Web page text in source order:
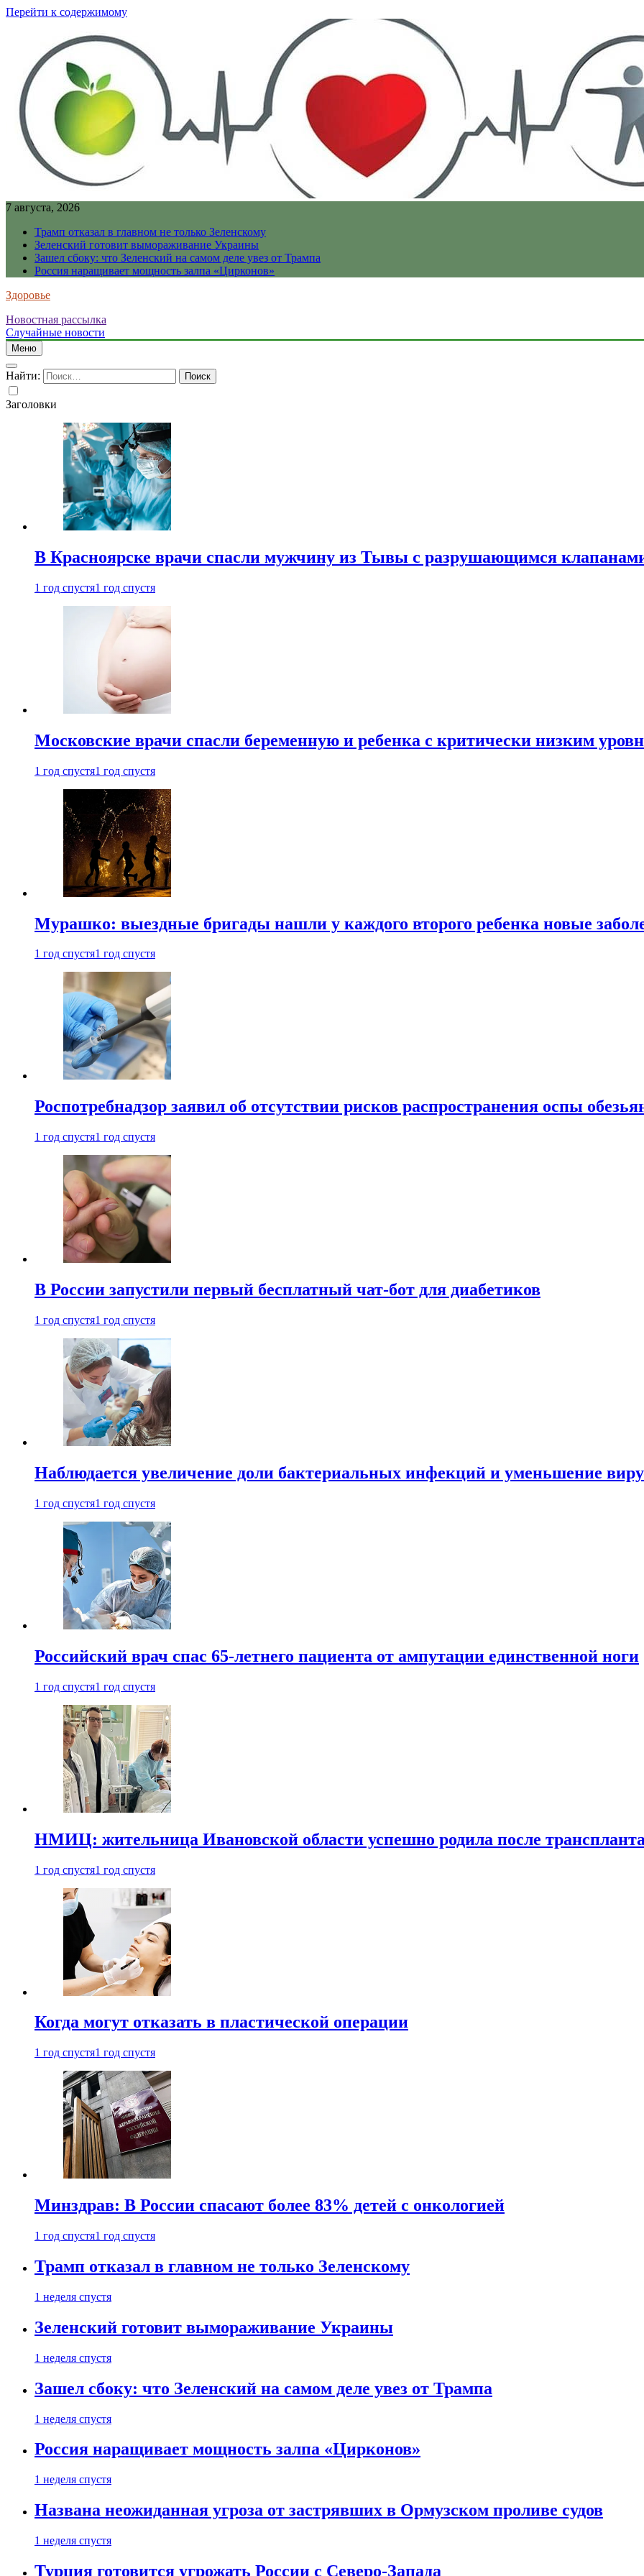
Перейти к содержимому
7 августа, 2026
Трамп отказал в главном не только Зеленскому
Зеленский готовит вымораживание Украины
Зашел сбоку: что Зеленский на самом деле увез от Трампа
Россия наращивает мощность залпа «Цирконов»
Здоровье
Новостная рассылка
Случайные новости
Меню
Найти:
Заголовки
В Красноярске врачи спасли мужчину из Тывы с разрушающимся
1 год спустя1 год спустя
Московские врачи спасли беременную и ребенка с критически низким
1 год спустя1 год спустя
Мурашко: выездные бригады нашли у каждого второго ребенка новые
1 год спустя1 год спустя
Роспотребнадзор заявил об отсутствии рисков распространения оспы
1 год спустя1 год спустя
В России запустили первый бесплатный чат-бот для диабетиков
1 год спустя1 год спустя
Наблюдается увеличение доли бактериальных инфекций и уменьшение
1 год спустя1 год спустя
Российский врач спас 65-летнего пациента от ампутации единственной ноги
1 год спустя1 год спустя
НМИЦ: жительница Ивановской области успешно родила после
1 год спустя1 год спустя
Когда могут отказать в пластической операции
1 год спустя1 год спустя
Минздрав: В России спасают более 83% детей с онкологией
1 год спустя1 год спустя
Трамп отказал в главном не только Зеленскому
1 неделя спустя
Зеленский готовит вымораживание Украины
1 неделя спустя
Зашел сбоку: что Зеленский на самом деле увез от Трампа
1 неделя спустя
Россия наращивает мощность залпа «Цирконов»
1 неделя спустя
Названа неожиданная угроза от застрявших в Ормузском проливе судов
1 неделя спустя
Турция готовится угрожать России с Северо-Запада